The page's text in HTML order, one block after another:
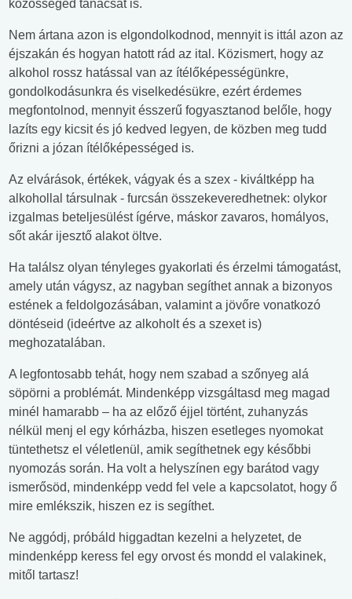
közösséged tanácsát is.
Nem ártana azon is elgondolkodnod, mennyit is ittál azon az
éjszakán és hogyan hatott rád az ital. Közismert, hogy az
alkohol rossz hatással van az ítélőképességünkre,
gondolkodásunkra és viselkedésükre, ezért érdemes
megfontolnod, mennyit ésszerű fogyasztanod belőle, hogy
lazíts egy kicsit és jó kedved legyen, de közben meg tudd
őrizni a józan ítélőképességed is.
Az elvárások, értékek, vágyak és a szex - kiváltképp ha
alkohollal társulnak - furcsán összekeveredhetnek: olykor
izgalmas beteljesülést ígérve, máskor zavaros, homályos,
sőt akár ijesztő alakot öltve.
Ha találsz olyan tényleges gyakorlati és érzelmi támogatást,
amely után vágysz, az nagyban segíthet annak a bizonyos
estének a feldolgozásában, valamint a jövőre vonatkozó
döntéseid (ideértve az alkoholt és a szexet is)
meghozatalában.
A legfontosabb tehát, hogy nem szabad a szőnyeg alá
söpörni a problémát. Mindenképp vizsgáltasd meg magad
minél hamarabb – ha az előző éjjel történt, zuhanyzás
nélkül menj el egy kórházba, hiszen esetleges nyomokat
tüntethetsz el véletlenül, amik segíthetnek egy későbbi
nyomozás során. Ha volt a helyszínen egy barátod vagy
ismerősöd, mindenképp vedd fel vele a kapcsolatot, hogy ő
mire emlékszik, hiszen ez is segíthet.
Ne aggódj, próbáld higgadtan kezelni a helyzetet, de
mindenképp keress fel egy orvost és mondd el valakinek,
mitől tartasz!